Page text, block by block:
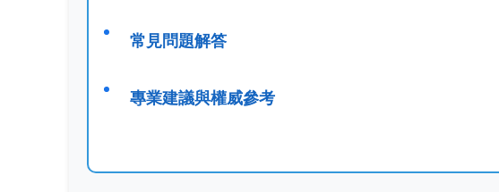
常見問題解答
專業建議與權威參考